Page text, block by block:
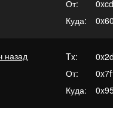
От:
Куда:
назад Tx:
От:
Куда: